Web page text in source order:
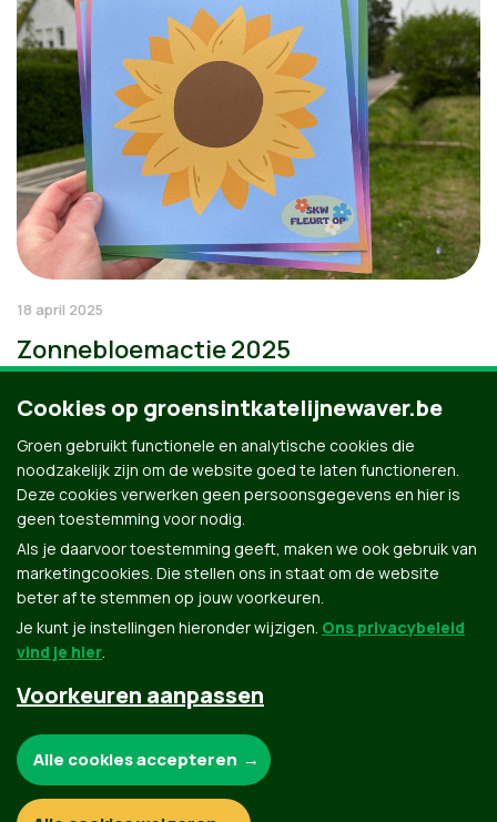
18 april 2025
Zonnebloemactie 2025
Groen.be
Contact Privacybeleid
Cookies op groensintkatelijnewaver.be
Groen gebruikt functionele en analytische cookies die
noodzakelijk zijn om de website goed te laten functioneren.
Deze cookies verwerken geen persoonsgegevens en hier is
geen toestemming voor nodig.
Als je daarvoor toestemming geeft, maken we ook gebruik van
marketingcookies. Die stellen ons in staat om de website
beter af te stemmen op jouw voorkeuren.
Je kunt je instellingen hieronder wijzigen. Ons privacybeleid
vind je hier.
Voorkeuren aanpassen
Functionele en analytische cookies:
Alle cookies accepteren